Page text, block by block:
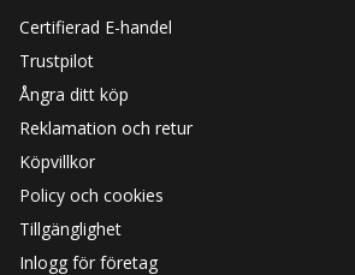
Certifierad E-handel
Trustpilot
Ångra ditt köp
Reklamation och retur
Köpvillkor
Policy och cookies
Tillgänglighet
Inlogg för företag